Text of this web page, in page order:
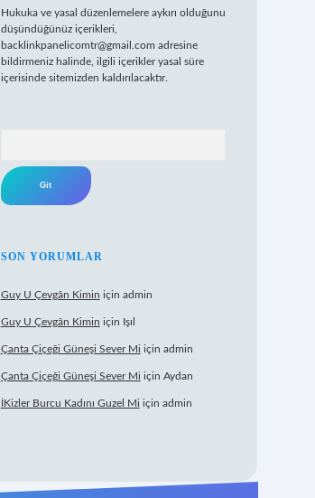
Hukuka ve yasal düzenlemelere aykırı olduğunu
düşündüğünüz içerikleri,
backlinkpanelicomtr@gmail.com adresine
bildirmeniz halinde, ilgili içerikler yasal süre
içerisinde sitemizden kaldırılacaktır.
SON YORUMLAR
Guy U Çevgân Kimin için admin
Guy U Çevgân Kimin için Işıl
Çanta Çiçeği Güneşi Sever Mi için admin
Çanta Çiçeği Güneşi Sever Mi için Aydan
İKizler Burcu Kadını Guzel Mi için admin